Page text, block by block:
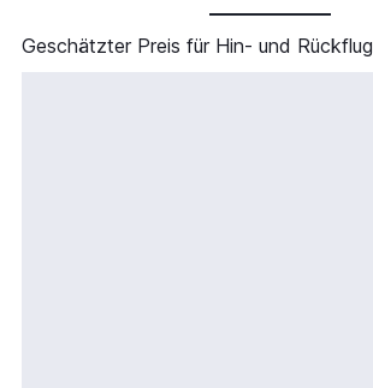
Geschätzter Preis für Hin- und Rückflug